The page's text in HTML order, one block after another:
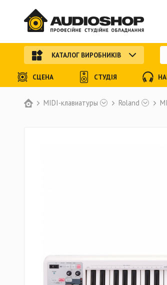
MIDI-клавиатуры Roland
КАТАЛОГ ВИРОБНИКІВ
СЦЕНА СТУДІЯ